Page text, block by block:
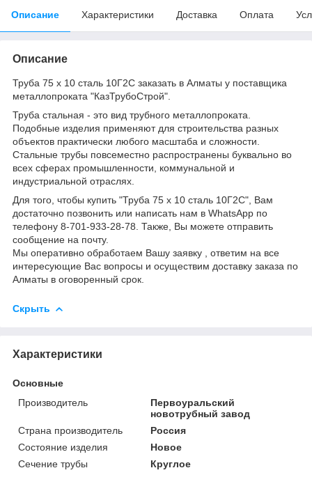
Описание Характеристики Доставка Оплата
Описание
Труба 75 х 10 сталь 10Г2С заказать в Алматы у поставщика
металлопроката "КазТрубоСтрой".
Труба стальная - это вид трубного металлопроката.
Подобные изделия применяют для строительства разных
объектов практически любого масштаба и сложности.
Стальные трубы повсеместно распространены буквально во
всех сферах промышленности, коммунальной и
индустриальной отраслях.
Для того, чтобы купить "Труба 75 х 10 сталь 10Г2С", Вам
достаточно позвонить или написать нам в WhatsApp по
телефону 8-701-933-28-78. Также, Вы можете отправить
сообщение на почту.
Мы оперативно обработаем Вашу заявку , ответим на все
интересующие Вас вопросы и осуществим доставку заказа по
Алматы в оговоренный срок.
Скрыть
Характеристики
Основные
Производитель
Первоуральский
новотрубный завод
Страна производитель
Россия
Состояние изделия
Новое
Сечение трубы
Круглое